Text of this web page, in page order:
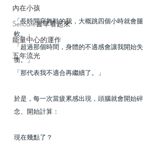
內在小孩
Selfcare書單看起來
能量中心的運作
五年流光
「長時間穿舞鞋的我，大概跳四個小時就會腿
軟。」
「超過那個時間，身體的不適感會讓我開始失
衡。」
「那代表我不適合再繼續了。」
於是，每一次當疲累感出現，頭腦就會開始碎
念、開始計算：
現在幾點了？